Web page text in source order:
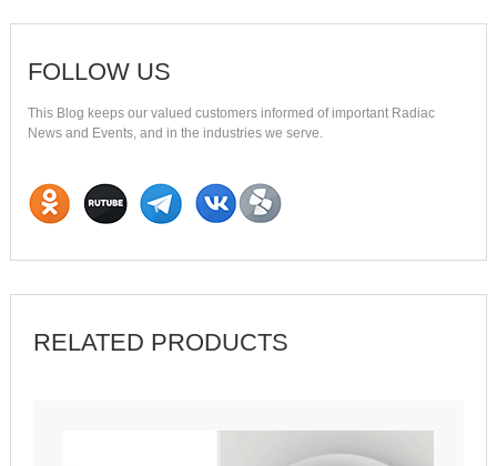
FOLLOW US
This Blog keeps our valued customers informed of important Radiac
News and Events, and in the industries we serve.
RELATED PRODUCTS